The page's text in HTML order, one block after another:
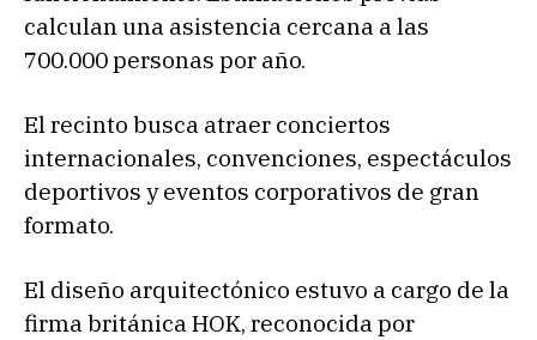
calculan una asistencia cercana a las
700.000 personas por año.
El recinto busca atraer conciertos
internacionales, convenciones, espectáculos
deportivos y eventos corporativos de gran
formato.
El diseño arquitectónico estuvo a cargo de la
firma británica HOK, reconocida por